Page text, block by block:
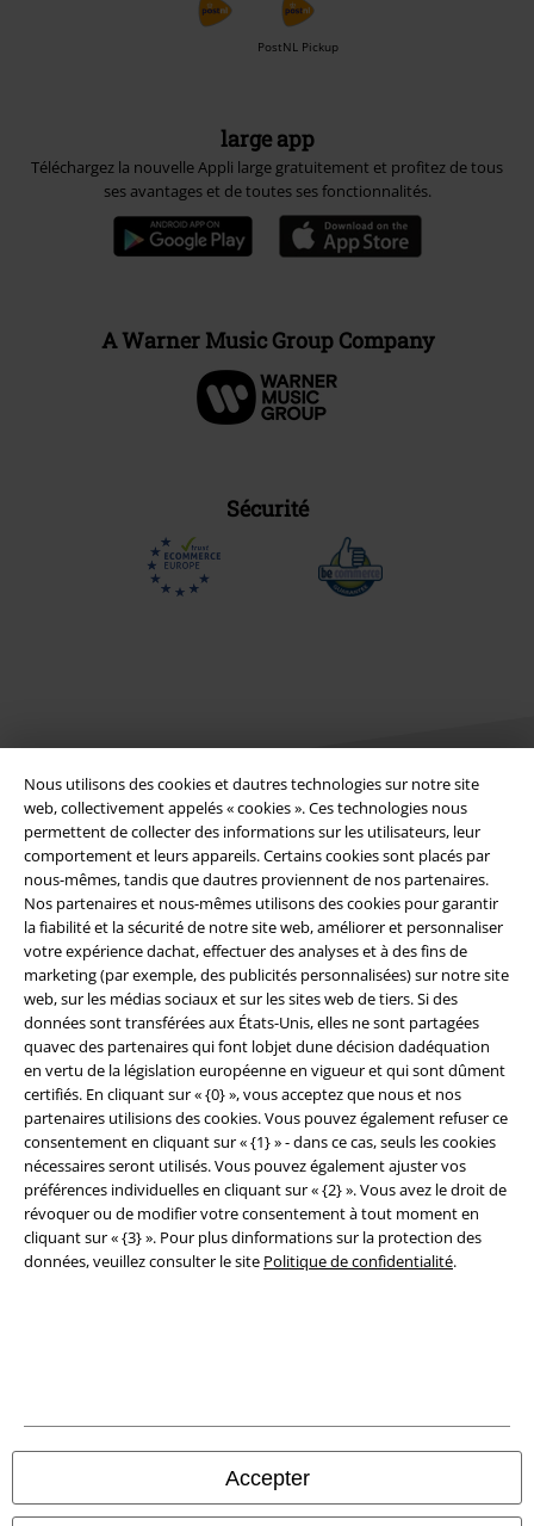
Nous utilisons des cookies et dautres technologies sur notre site
web, collectivement appelés « cookies ». Ces technologies nous
permettent de collecter des informations sur les utilisateurs, leur
comportement et leurs appareils. Certains cookies sont placés par
nous-mêmes, tandis que dautres proviennent de nos partenaires.
Nos partenaires et nous-mêmes utilisons des cookies pour garantir
la fiabilité et la sécurité de notre site web, améliorer et personnaliser
votre expérience dachat, effectuer des analyses et à des fins de
marketing (par exemple, des publicités personnalisées) sur notre site
web, sur les médias sociaux et sur les sites web de tiers. Si des
données sont transférées aux États-Unis, elles ne sont partagées
quavec des partenaires qui font lobjet dune décision dadéquation
en vertu de la législation européenne en vigueur et qui sont dûment
certifiés. En cliquant sur « {0} », vous acceptez que nous et nos
partenaires utilisions des cookies. Vous pouvez également refuser ce
consentement en cliquant sur « {1} » - dans ce cas, seuls les cookies
nécessaires seront utilisés. Vous pouvez également ajuster vos
préférences individuelles en cliquant sur « {2} ». Vous avez le droit de
révoquer ou de modifier votre consentement à tout moment en
cliquant sur « {3} ». Pour plus dinformations sur la protection des
données, veuillez consulter le site Politique de confidentialité.
Accepter
PostNL Pickup
large app
Téléchargez la nouvelle Appli large gratuitement et profitez de tous
ses avantages et de toutes ses fonctionnalités.
A Warner Music Group Company
Sécurité
Légal
Conditions générales
Éditeur
Clauses de confidentialité
Élimination des déchets et protection de l'environnement
Déclaration de Conformité
Informations sur l'accessibilité
Paramètres des Cookies
Période de rétractation
Boutiques en ligne EMP